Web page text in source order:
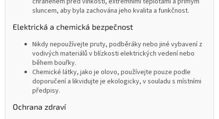
sluncem, aby byla zachována jeho kvalita a funkčnost.
Elektrická a chemická bezpečnost
Nikdy nepoužívejte pruty, podběráky nebo jiné vybavení z
vodivých materiálů v blízkosti elektrických vedení nebo
během bouřky.
Chemické látky, jako je olovo, používejte pouze podle
doporučení a likvidujte je ekologicky, v souladu s místními
předpisy.
Ochrana zdraví